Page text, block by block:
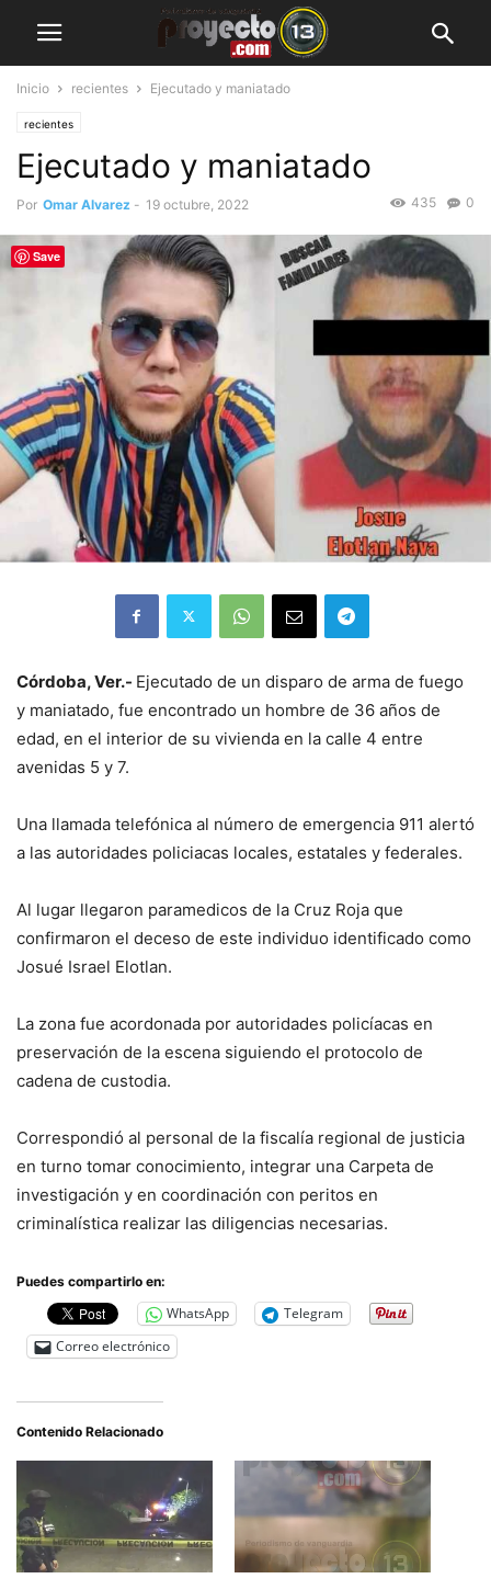
Inicio recientes Ejecutado y maniatado
recientes
Ejecutado y maniatado
Por Omar Alvarez - 19 octubre, 2022 0
435
Córdoba, Ver.- Ejecutado de un disparo de arma de fuego
y maniatado, fue encontrado un hombre de 36 años de
edad, en el interior de su vivienda en la calle 4 entre
avenidas 5 y 7.
Una llamada telefónica al número de emergencia 911 alertó
a las autoridades policiacas locales, estatales y federales.
Al lugar llegaron paramedicos de la Cruz Roja que
confirmaron el deceso de este individuo identificado como
Josué Israel Elotlan.
La zona fue acordonada por autoridades policíacas en
preservación de la escena siguiendo el protocolo de
cadena de custodia.
Correspondió al personal de la fiscalía regional de justicia
en turno tomar conocimiento, integrar una Carpeta de
investigación y en coordinación con peritos en
criminalística realizar las diligencias necesarias.
Puedes compartirlo en:
WhatsApp
Telegram
Correo electrónico
Contenido Relacionado
Save